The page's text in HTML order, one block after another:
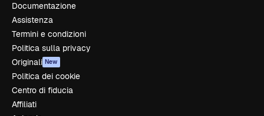
Documentazione
Assistenza
Termini e condizioni
Politica sulla privacy
Originali New
Politica dei cookie
Centro di fiducia
Affiliati